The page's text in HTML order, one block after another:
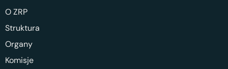
O ZRP
Struktura
Organy
Komisje